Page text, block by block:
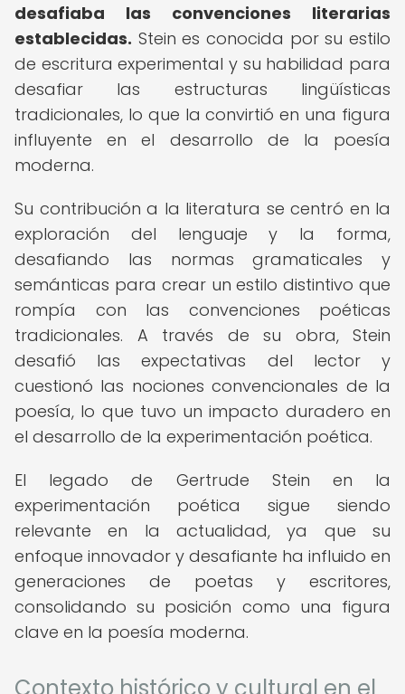
desafiaba las convenciones literarias
establecidas. Stein es conocida por su estilo
de escritura experimental y su habilidad para
desafiar las estructuras lingüísticas
tradicionales, lo que la convirtió en una figura
influyente en el desarrollo de la poesía
moderna.
Su contribución a la literatura se centró en la
exploración del lenguaje y la forma,
desafiando las normas gramaticales y
semánticas para crear un estilo distintivo que
rompía con las convenciones poéticas
tradicionales. A través de su obra, Stein
desafió las expectativas del lector y
cuestionó las nociones convencionales de la
poesía, lo que tuvo un impacto duradero en
el desarrollo de la experimentación poética.
El legado de Gertrude Stein en la
experimentación poética sigue siendo
relevante en la actualidad, ya que su
enfoque innovador y desafiante ha influido en
generaciones de poetas y escritores,
consolidando su posición como una figura
clave en la poesía moderna.